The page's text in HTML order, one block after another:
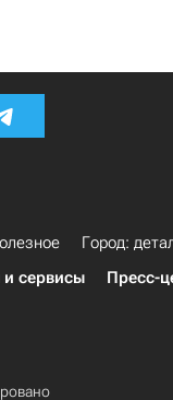
Город:
сервисы Пресс-